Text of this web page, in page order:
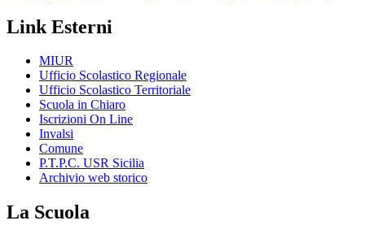
Link Esterni
MIUR
Ufficio Scolastico Regionale
Ufficio Scolastico Territoriale
Scuola in Chiaro
Iscrizioni On Line
Invalsi
Comune
P.T.P.C. USR Sicilia
Archivio web storico
La Scuola